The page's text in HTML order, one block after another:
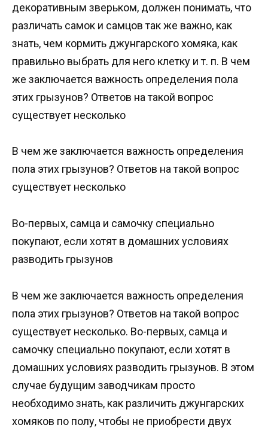
декоративным зверьком, должен понимать, что
различать самок и самцов так же важно, как
знать, чем кормить джунгарского хомяка, как
правильно выбрать для него клетку и т. п. В чем
же заключается важность определения пола
этих грызунов? Ответов на такой вопрос
существует несколько
В чем же заключается важность определения
пола этих грызунов? Ответов на такой вопрос
существует несколько
Во-первых, самца и самочку специально
покупают, если хотят в домашних условиях
разводить грызунов
В чем же заключается важность определения
пола этих грызунов? Ответов на такой вопрос
существует несколько. Во-первых, самца и
самочку специально покупают, если хотят в
домашних условиях разводить грызунов. В этом
случае будущим заводчикам просто
необходимо знать, как различить джунгарских
хомяков по полу, чтобы не приобрести двух